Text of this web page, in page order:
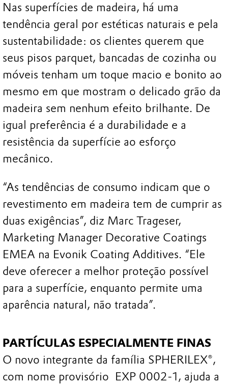
Nas superfícies de madeira, há uma
tendência geral por estéticas naturais e pela
sustentabilidade: os clientes querem que
seus pisos parquet, bancadas de cozinha ou
móveis tenham um toque macio e bonito ao
mesmo em que mostram o delicado grão da
madeira sem nenhum efeito brilhante. De
igual preferência é a durabilidade e a
resistência da superfície ao esforço
mecânico.
“As tendências de consumo indicam que o
revestimento em madeira tem de cumprir as
duas exigências”, diz Marc Trageser,
Marketing Manager Decorative Coatings
EMEA na Evonik Coating Additives. “Ele
deve oferecer a melhor proteção possível
para a superfície, enquanto permite uma
aparência natural, não tratada”.
PARTÍCULAS ESPECIALMENTE FINAS
O novo integrante da família SPHERILEX®,
com nome provisório EXP 0002-1, ajuda a